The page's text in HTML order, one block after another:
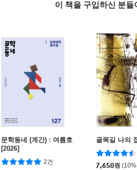
이 책을 구입하신 분
문학동네 (계간) : 여름호
[2026]
2건
골목길 나의
7,650원